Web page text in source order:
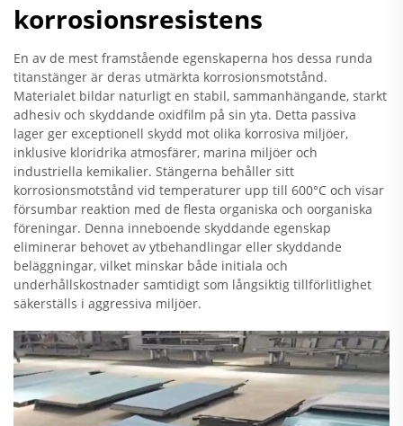
korrosionsresistens
En av de mest framstående egenskaperna hos dessa runda
titanstänger är deras utmärkta korrosionsmotstånd.
Materialet bildar naturligt en stabil, sammanhängande, starkt
adhesiv och skyddande oxidfilm på sin yta. Detta passiva
lager ger exceptionell skydd mot olika korrosiva miljöer,
inklusive kloridrika atmosfärer, marina miljöer och
industriella kemikalier. Stängerna behåller sitt
korrosionsmotstånd vid temperaturer upp till 600°C och visar
försumbar reaktion med de flesta organiska och oorganiska
föreningar. Denna inneboende skyddande egenskap
eliminerar behovet av ytbehandlingar eller skyddande
beläggningar, vilket minskar både initiala och
underhållskostnader samtidigt som långsiktig tillförlitlighet
säkerställs i aggressiva miljöer.